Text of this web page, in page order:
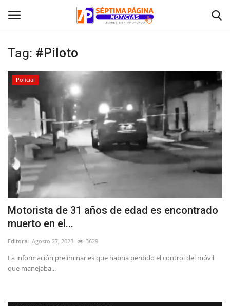
Inicio
Crónica
Policial
Tribunales
Deporte
Política
Espectáculos
Tag: #Piloto
Policial
Motorista de 31 años de edad es encontrado
muerto en el...
Editora Agosto 27, 2023 3629
La información preliminar es que habría perdido el control del móvil
que manejaba...